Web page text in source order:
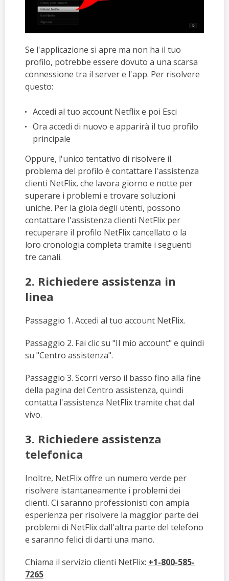
Se l'applicazione si apre ma non ha il tuo
profilo, potrebbe essere dovuto a una scarsa
connessione tra il server e l'app. Per risolvere
questo:
Accedi al tuo account Netflix e poi Esci
Ora accedi di nuovo e apparirà il tuo profilo
principale
Oppure, l'unico tentativo di risolvere il
problema del profilo è contattare l'assistenza
clienti NetFlix, che lavora giorno e notte per
superare i problemi e trovare soluzioni
uniche. Per la gioia degli utenti, possono
contattare l'assistenza clienti NetFlix per
recuperare il profilo NetFlix cancellato o la
loro cronologia completa tramite i seguenti
tre canali.
2. Richiedere assistenza in
linea
Passaggio 1. Accedi al tuo account NetFlix.
Passaggio 2. Fai clic su "Il mio account" e quindi
su "Centro assistenza".
Passaggio 3. Scorri verso il basso fino alla fine
della pagina del Centro assistenza, quindi
contatta l'assistenza NetFlix tramite chat dal
vivo.
3. Richiedere assistenza
telefonica
Inoltre, NetFlix offre un numero verde per
risolvere istantaneamente i problemi dei
clienti. Ci saranno professionisti con ampia
esperienza per risolvere la maggior parte dei
problemi di NetFlix dall'altra parte del telefono
e saranno felici di darti una mano.
Chiama il servizio clienti NetFlix: +1-800-585-
7265